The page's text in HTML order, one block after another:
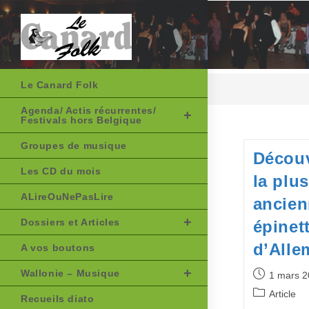
to
content
Le Canard Folk
Agenda/ Actis récurrentes/
Festivals hors Belgique
Groupes de musique
Les CD du mois
ALireOuNePasLire
Dossiers et Articles
A vos boutons
Wallonie – Musique
Recueils diato
la plus
Publication
publiée :
1 mars
PostArticle